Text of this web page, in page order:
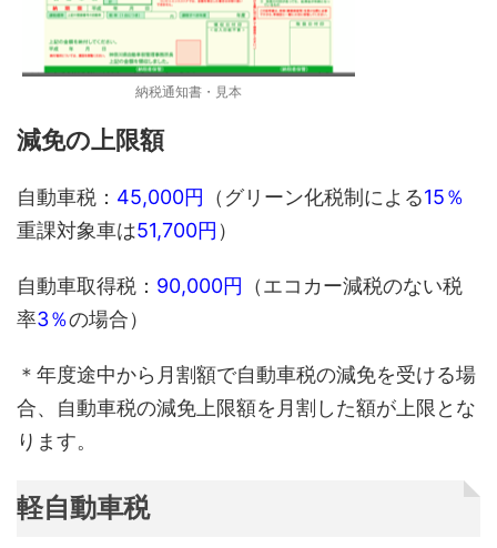
納税通知書・見本
減免の上限額
自動車税： 45,000円 （グリーン化税制による15％
重課対象車は51,700円 ）
自動車取得税： 90,000円 （エコカー減税のない税
率3％の場合）
＊年度途中から月割額で自動車税の減免を受ける場
合、自動車税の減免上限額を月割した額が上限とな
ります。
軽自動車税